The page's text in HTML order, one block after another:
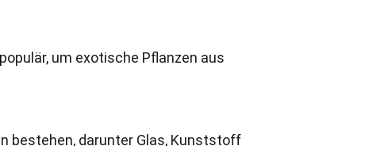
um exotische Pflanzen aus
bestehen, darunter Glas, Kunststoff